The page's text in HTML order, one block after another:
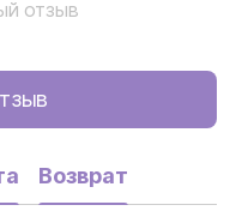
отзыв
Возврат